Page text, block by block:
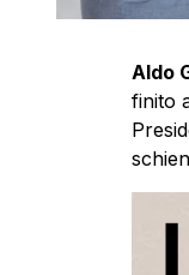
Aldo
finito